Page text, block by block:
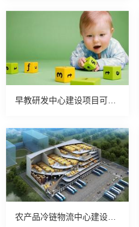
农产品冷链物流中心建设可行性研究案例